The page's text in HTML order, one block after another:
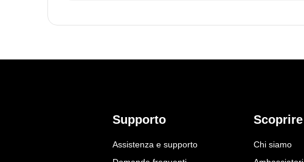
Supporto
Assistenza e supporto
Scoprire
Chi siamo